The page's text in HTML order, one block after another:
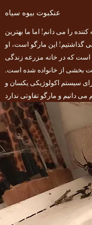
عنکبوت بیوه سیاه
را می دانم! اما ما بهترین
گذاشتیم! این مارگو است، او
که در خانه مزرعه زندگی
بخشی از خانواده شده است.
سیستم اکولوژیکی یکسان و